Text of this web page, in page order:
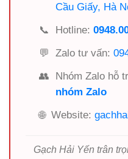
Cầu Giấy, Hà
📞
Hotline:
💬
Zalo tư vấn:
👥
Nhóm Zalo hỗ
nhóm Zalo
🌐 Website:
Gạch Hải Yến trân